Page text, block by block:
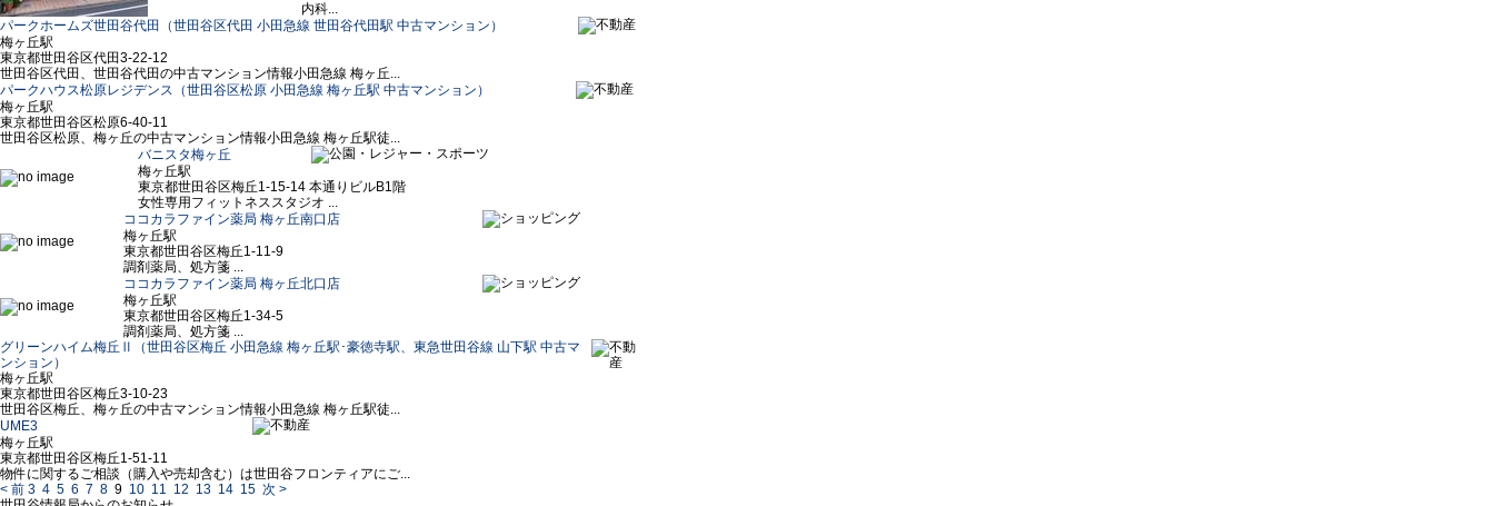
内科...
パークホームズ世田谷代田（世田谷区代田 小田急線 世田谷代田駅 中古マンション）
梅ヶ丘駅
東京都世田谷区代田3-22-12
世田谷区代田、世田谷代田の中古マンション情報小田急線 梅ヶ丘...
パークハウス松原レジデンス（世田谷区松原 小田急線 梅ヶ丘駅 中古マンション）
梅ヶ丘駅
東京都世田谷区松原6-40-11
世田谷区松原、梅ヶ丘の中古マンション情報小田急線 梅ヶ丘駅徒...
バニスタ梅ヶ丘
梅ヶ丘駅
東京都世田谷区梅丘1-15-14 本通りビルB1階
女性専用フィットネススタジオ ...
ココカラファイン薬局 梅ヶ丘南口店
梅ヶ丘駅
東京都世田谷区梅丘1-11-9
調剤薬局、処方箋 ...
ココカラファイン薬局 梅ヶ丘北口店
梅ヶ丘駅
東京都世田谷区梅丘1-34-5
調剤薬局、処方箋 ...
グリーンハイム梅丘Ⅱ（世田谷区梅丘 小田急線 梅ヶ丘駅･豪徳寺駅、東急世田谷線 山下駅 中古マ
ンション）
梅ヶ丘駅
東京都世田谷区梅丘3-10-23
世田谷区梅丘、梅ヶ丘の中古マンション情報小田急線 梅ヶ丘駅徒...
UME3
梅ヶ丘駅
東京都世田谷区梅丘1-51-11
物件に関するご相談（購入や売却含む）は世田谷フロンティアにご...
< 前 3 4 5 6 7 8 9 10 11 12 13 14 15 次 >